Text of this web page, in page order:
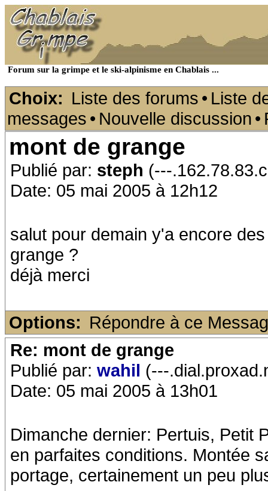
Forum sur la grimpe et le ski-alpinisme en Chablais ...
Choix: Liste des forums • Liste
messages • Nouvelle discussion •
mont de grange
Publié par: steph (---
Date: 05 mai 2005 à 12h12
salut pour demain y'a encore
grange ?
déjà merci
Options: Répondre à ce
Re: mont de grange
Publié par: wahil (---
Date: 05 mai 2005 à 13h01
Dimanche dernier: Pertuis, Petit
en parfaites conditions. Montée
portage, certainement un peu